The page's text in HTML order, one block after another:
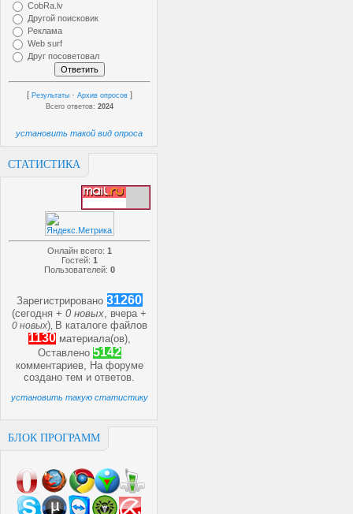
CobRa.lv
Другой поисковик
Реклама
Web surf
Друг посоветовал
[ Результаты · Архив опросов ]
Всего ответов: 2024
установить такой вид опроса
СТАТИСТИКА
Онлайн всего: 1
Гостей: 1
Пользователей: 0
Зарегистрировано 31260
(сегодня +0 новых, вчера +
0 новых) В каталоге файлов
1130 материала(ов),
Оставлено 5142
комментариев, На форуме
созданотем иответов.
установить такую статистику
БЛОК ПРОГРАММ